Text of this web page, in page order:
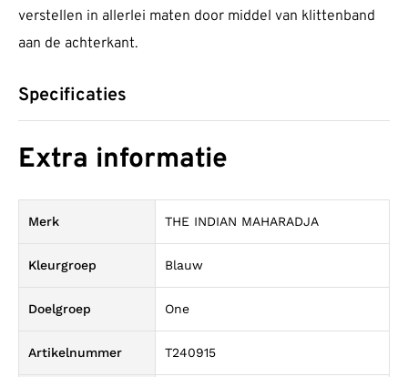
verstellen in allerlei maten door middel van klittenband
aan de achterkant.
Specificaties
Extra informatie
Merk THE INDIAN MAHARADJA
Kleurgroep Blauw
Doelgroep One
Artikelnummer T240915